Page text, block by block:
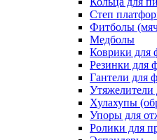
Степ
Фитболы
Медболы
Коврики для
Резинки для
Гантели для
Утяжелители
Хулахупы
Упоры для
Ролики для